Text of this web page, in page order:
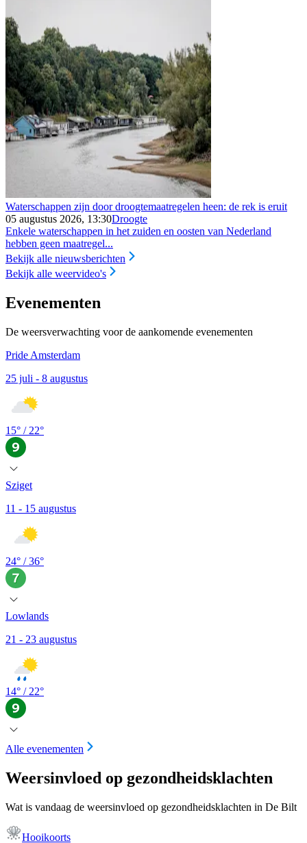
Waterschappen zijn door droogtemaatregelen heen: de rek is eruit
05 augustus 2026, 13:30Droogte
Enkele waterschappen in het zuiden en oosten van Nederland
hebben geen maatregel...
Bekijk alle nieuwsberichten
Bekijk alle weervideo's
Evenementen
De weersverwachting voor de aankomende evenementen
Pride Amsterdam
25 juli - 8 augustus
15° /22°
Sziget
11 - 15 augustus
24° /36°
Lowlands
21 - 23 augustus
14° / 22°
Alle evenementen
Weersinvloed op gezondheidsklachten
Wat is vandaag de weersinvloed op gezondheidsklachten in De Bilt
Hooikoorts